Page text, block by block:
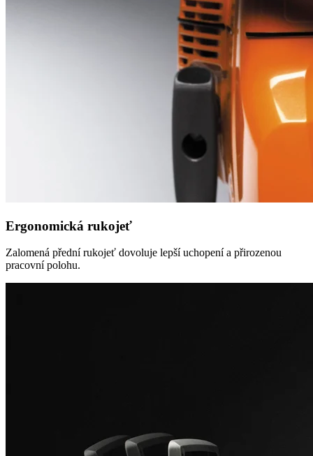
Ergonomická rukojeť
Zalomená přední rukojeť dovoluje lepší uchopení a přirozenou
pracovní polohu.